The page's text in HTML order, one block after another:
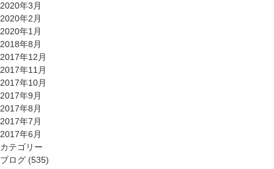
2020年3月
2020年2月
2020年1月
2018年8月
2017年12月
2017年11月
2017年10月
2017年9月
2017年8月
2017年7月
2017年6月
カテゴリー
ブログ (535)